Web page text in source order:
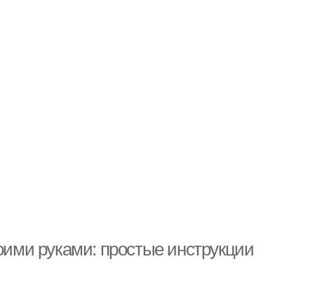
руками: простые инструкции